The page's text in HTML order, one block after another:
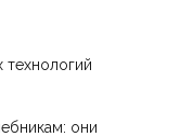
они